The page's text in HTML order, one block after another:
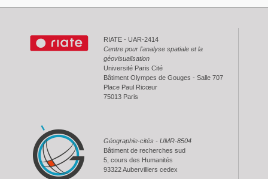
RIATE - UAR-2414
Centre pour l'analyse spatiale et la
géovisualisation
Université Paris Cité
Bâtiment Olympes de Gouges - Salle 707
Place Paul Ricœur
75013 Paris
Géographie-cités - UMR-8504
Bâtiment de recherches sud
5, cours des Humanités
93322 Aubervilliers cedex